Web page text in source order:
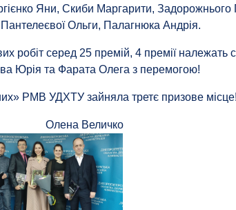
Яни, Скиби Маргарити,
Ольги, Палагнюка Андрія.
робіт серед 25 премій, 4 премії належать
Юрія та Фарата Олега з перемогою!
РМВ УДХТУ зайняла третє призове місце!
Олена Величко